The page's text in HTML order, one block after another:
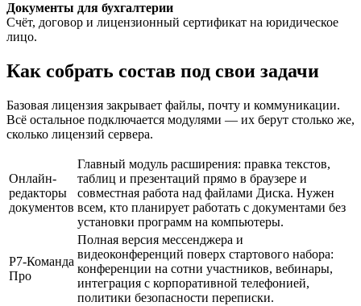
Документы для бухгалтерии
Счёт, договор и лицензионный сертификат на юридическое
лицо.
Как собрать состав под свои задачи
Базовая лицензия закрывает файлы, почту и коммуникации.
Всё остальное подключается модулями — их берут столько же,
сколько лицензий сервера.
Онлайн-
редакторы
документов
Главный модуль расширения: правка текстов,
таблиц и презентаций прямо в браузере и
совместная работа над файлами Диска. Нужен
всем, кто планирует работать с документами без
установки программ на компьютеры.
Р7-Команда
Про
Полная версия мессенджера и
видеоконференций поверх стартового набора:
конференции на сотни участников, вебинары,
интеграция с корпоративной телефонией,
политики безопасности переписки.